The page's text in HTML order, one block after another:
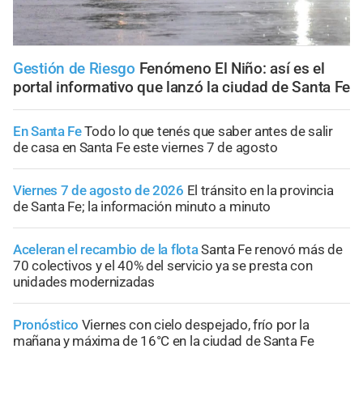
Gestión de Riesgo Fenómeno El Niño: así es el
portal informativo que lanzó la ciudad de Santa Fe
En Santa FeTodo lo que tenés que saber antes de salir
de casa en Santa Fe este viernes 7 de agosto
Viernes 7 de agosto de 2026 El tránsito en la provincia
de Santa Fe; la información minuto a minuto
Aceleran el recambio de la flotaSanta Fe renovó más de
70 colectivos y el 40% del servicio ya se presta con
unidades modernizadas
Pronóstico Viernes con cielo despejado, frío por la
mañana y máxima de 16°C en la ciudad de Santa Fe